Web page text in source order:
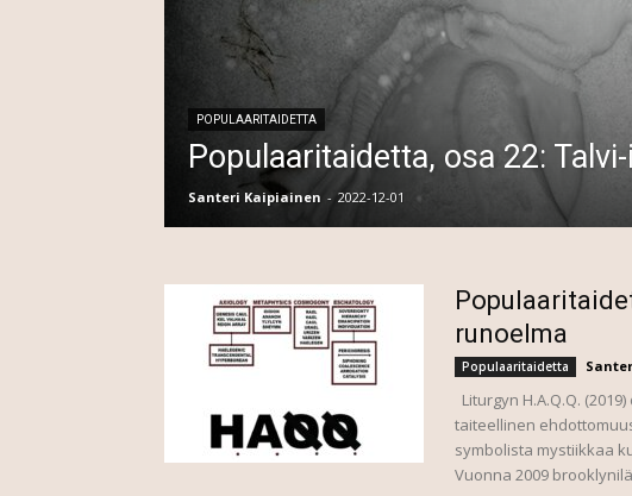
POPULAARITAIDETTA
Populaaritaidetta, osa 22:
Santeri Kaipiainen - 2022-12-01
runoelma
Populaaritaidetta
Liturgyn H.A.Q.Q.
taiteellinen
symbolista mystiikkaa
Vuonna 2009